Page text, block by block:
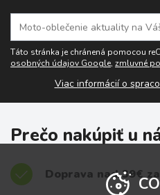
Táto stránka je chránená pomocou
osobných údajov Google, zmluvné
Viac informácií o
Prečo nakúpiť u
Doprava nad 39€